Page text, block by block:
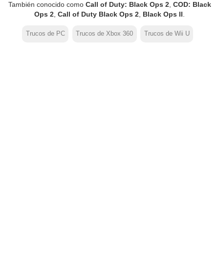
También conocido como Call of Duty: Black Ops 2, COD: Black
Ops 2 Call of Duty Black Ops 2 Black Ops II
Trucos de PC Trucos de Xbox 360 Trucos de Wii U